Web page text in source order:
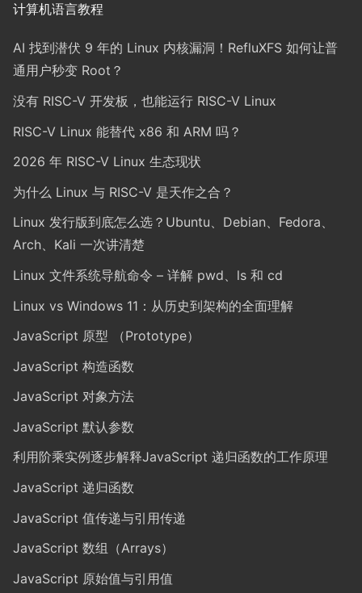
计算机语言教程
AI 找到潜伏 9 年的 Linux 内核漏洞！RefluXFS 如何让普
通用户秒变 Root？
没有 RISC-V 开发板，也能运行 RISC-V Linux
RISC-V Linux 能替代 x86 和 ARM 吗？
2026 年 RISC-V Linux 生态现状
为什么 Linux 与 RISC-V 是天作之合？
Linux 发行版到底怎么选？Ubuntu、Debian、Fedora、
Arch、Kali 一次讲清楚
Linux 文件系统导航命令 – 详解 pwd、ls 和 cd
Linux vs Windows 11：从历史到架构的全面理解
JavaScript 原型 （Prototype）
JavaScript 构造函数
JavaScript 对象方法
JavaScript 默认参数
利用阶乘实例逐步解释JavaScript 递归函数的工作原理
JavaScript 递归函数
JavaScript 值传递与引用传递
JavaScript 数组（Arrays）
JavaScript 原始值与引用值